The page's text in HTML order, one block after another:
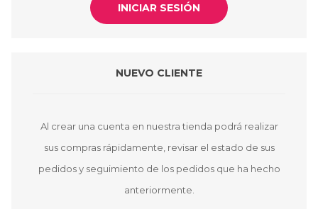
NUEVO CLIENTE
Al crear una cuenta en nuestra tienda podrá realizar
sus compras rápidamente, revisar el estado de sus
pedidos y seguimiento de los pedidos que ha hecho
anteriormente.